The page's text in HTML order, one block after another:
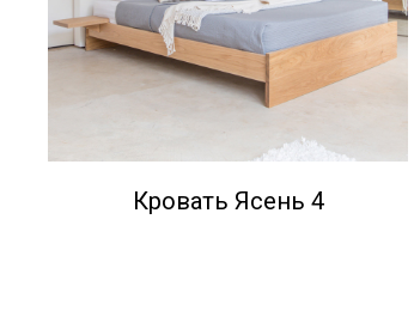
Кровать Ясень 4